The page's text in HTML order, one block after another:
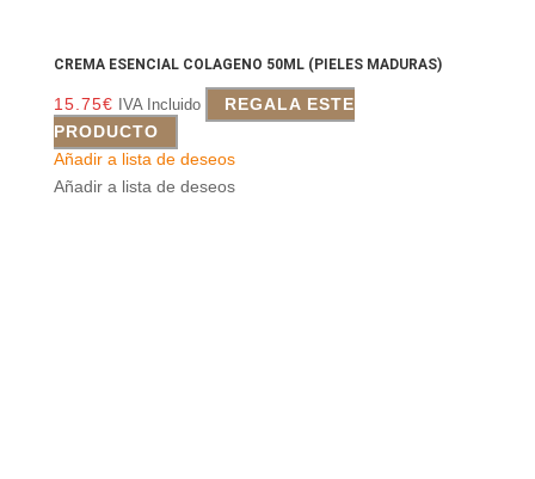
CREMA ESENCIAL COLAGENO 50ML (PIELES MADURAS)
15.75€ IVA Incluido
REGALA ESTE
PRODUCTO
Añadir a lista de deseos
Añadir a lista de deseos